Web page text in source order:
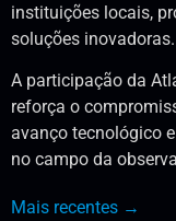
instituições locais,
soluções inovadoras.
A participação da
reforça o
avanço tecnológico
no campo da
Mais recentes →